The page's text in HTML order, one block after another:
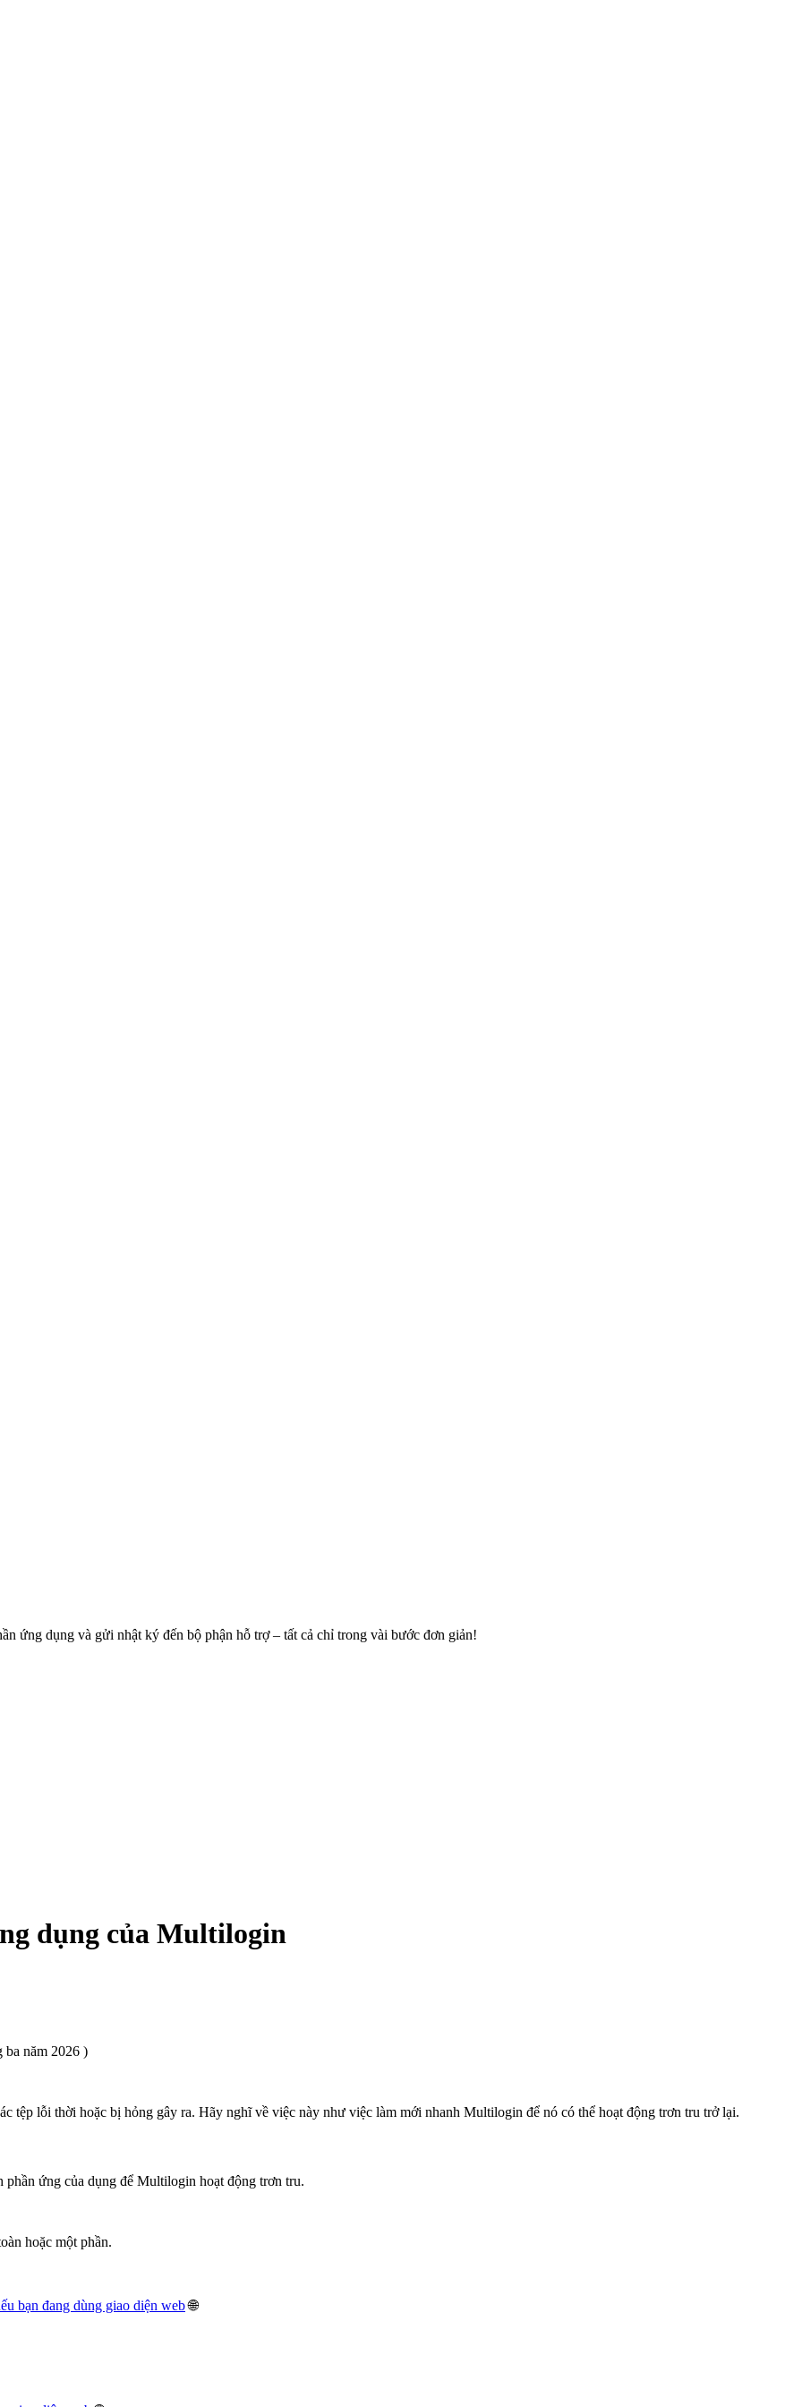
ứng dụng và gửi nhật ký đến bộ phận hỗ trợ – tất cả chỉ trong vài bước đơn giản!
dụng của Multilogin
ba năm 2026 )
tệp lỗi thời hoặc bị hỏng gây ra. Hãy nghĩ về việc này như việc làm mới nhanh Multilogin để nó có thể hoạt động trơn tru trở lại.
phần ứng của dụng để Multilogin hoạt động trơn tru.
hoặc một phần.
bạn đang dùng giao diện web🌐